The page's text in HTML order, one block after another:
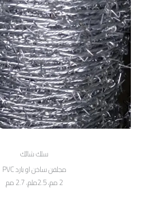
سلك شائك
مجلفن ساخن او بارد PVC
2 مم، 2.5ملم، 2.7 مم